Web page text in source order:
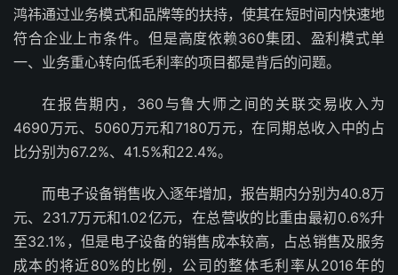
鸿祎通过业务模式和品牌等的扶持，使其在短时间内快速地
符合企业上市条件。但是高度依赖360集团、盈利模式单
一、业务重心转向低毛利率的项目都是背后的问题。
在报告期内，360与鲁大师之间的关联交易收入为
4690万元、5060万元和7180万元，在同期总收入中的占
比分别为67.2%、41.5%和22.4%。
而电子设备销售收入逐年增加，报告期内分别为40.8万
元、231.7万元和1.02亿元，在总营收的比重由最初0.6%升
至32.1%，但是电子设备的销售成本较高，占总销售及服务
成本的将近80%的比例，公司的整体毛利率从2016年的